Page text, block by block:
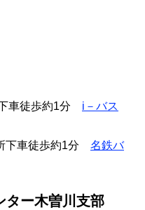
車徒歩約1分 i－バス
下車徒歩約1分 名鉄バ
ター木曽川支部